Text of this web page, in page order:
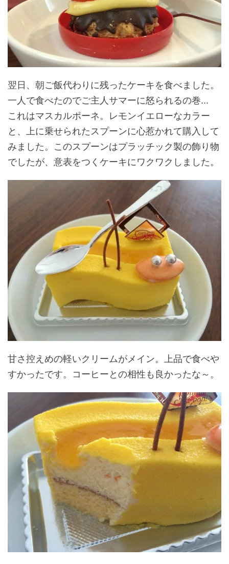
翌日、朝ご飯代わりに残ったケーキを食べました。
一人で食べたのでご主人サマーに怒られるの巻...
これはマスカルポーネ。レモンイエローなカラー
と、上に乗せられたスプーンに心惹かれて購入して
みました。このスプーンはプラッチック製の飾り物
でしたが、意表をつくケーキにワクワクしました。
甘さ控えめの軽いクリームがメイン。上品で食べや
すかったです。コーヒーとの相性も良かったな～。